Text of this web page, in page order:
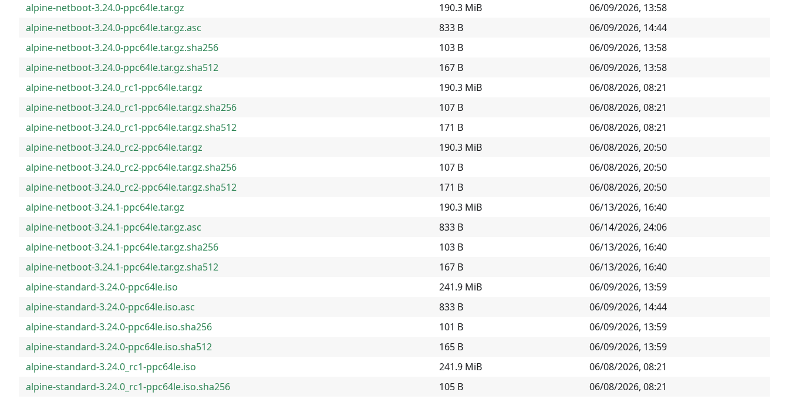
alpine-netboot-3.24.0-ppc64le.tar.gz
190.3 MiB
06/09/2026, 13:58
alpine-netboot-3.24.0-ppc64le.tar.gz.asc
833 B
06/09/2026, 14:44
alpine-netboot-3.24.0-ppc64le.tar.gz.sha256
103 B
06/09/2026, 13:58
alpine-netboot-3.24.0-ppc64le.tar.gz.sha512
167 B
06/09/2026, 13:58
alpine-netboot-3.24.0_rc1-ppc64le.tar.gz
190.3 MiB
06/08/2026, 08:21
alpine-netboot-3.24.0_rc1-ppc64le.tar.gz.sha256
107 B
06/08/2026, 08:21
alpine-netboot-3.24.0_rc1-ppc64le.tar.gz.sha512
171 B
06/08/2026, 08:21
alpine-netboot-3.24.0_rc2-ppc64le.tar.gz
190.3 MiB
06/08/2026, 20:50
alpine-netboot-3.24.0_rc2-ppc64le.tar.gz.sha256
107 B
06/08/2026, 20:50
alpine-netboot-3.24.0_rc2-ppc64le.tar.gz.sha512
171 B
06/08/2026, 20:50
alpine-netboot-3.24.1-ppc64le.tar.gz
190.3 MiB
06/13/2026, 16:40
alpine-netboot-3.24.1-ppc64le.tar.gz.asc
833 B
06/14/2026, 24:06
alpine-netboot-3.24.1-ppc64le.tar.gz.sha256
103 B
06/13/2026, 16:40
alpine-netboot-3.24.1-ppc64le.tar.gz.sha512
167 B
06/13/2026, 16:40
alpine-standard-3.24.0-ppc64le.iso
241.9 MiB
06/09/2026, 13:59
alpine-standard-3.24.0-ppc64le.iso.asc
833 B
06/09/2026, 14:44
alpine-standard-3.24.0-ppc64le.iso.sha256
101 B
06/09/2026, 13:59
alpine-standard-3.24.0-ppc64le.iso.sha512
165 B
06/09/2026, 13:59
alpine-standard-3.24.0_rc1-ppc64le.iso
241.9 MiB
06/08/2026, 08:21
alpine-standard-3.24.0_rc1-ppc64le.iso.sha256
105 B
06/08/2026, 08:21